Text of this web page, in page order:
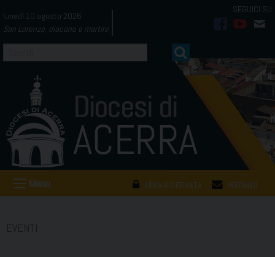
to
content
lunedì 10 agosto 2026
San Lorenzo, diacono e martire
AREA RISERVATA WEBMAIL
Menu